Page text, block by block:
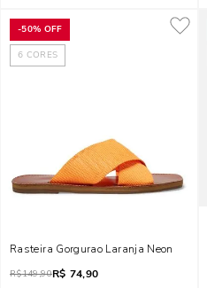
-50% OFF
6 CORES
Rasteira Gorgurao Laranja Neon
R$149,90R$ 74,90